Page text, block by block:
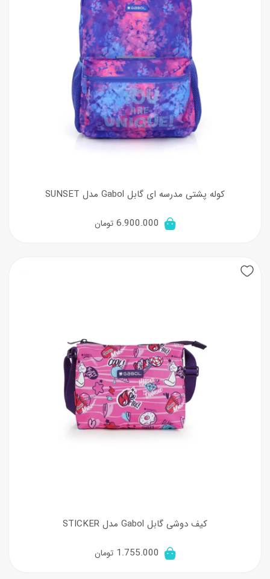
کوله پشتی مدرسه ای گابل Gabol مدل SUNSET
6.900.000 تومان
کیف دوشی گابل Gabol مدل STICKER
1.755.000 تومان